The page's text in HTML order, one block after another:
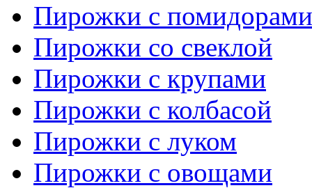
Пирожки с помидорами
Пирожки со свеклой
Пирожки с крупами
Пирожки с колбасой
Пирожки с луком
Пирожки с овощами